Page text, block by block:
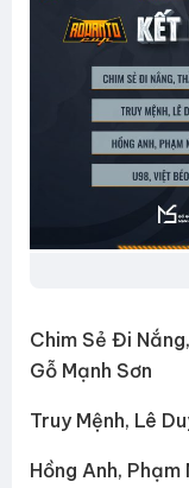
Chim Sẻ Đi
Gỗ Mạnh Sơn
Truy Mệnh, Lê
Hồng Anh, Phạm